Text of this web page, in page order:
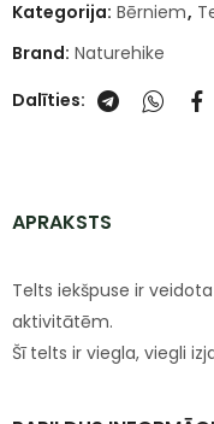
Kategorija: Bērniem,
Brand: Naturehike
Dalīties:
APRAKSTS
Telts iekšpuse ir
aktivitātēm.
Šī telts ir viegla, viegli